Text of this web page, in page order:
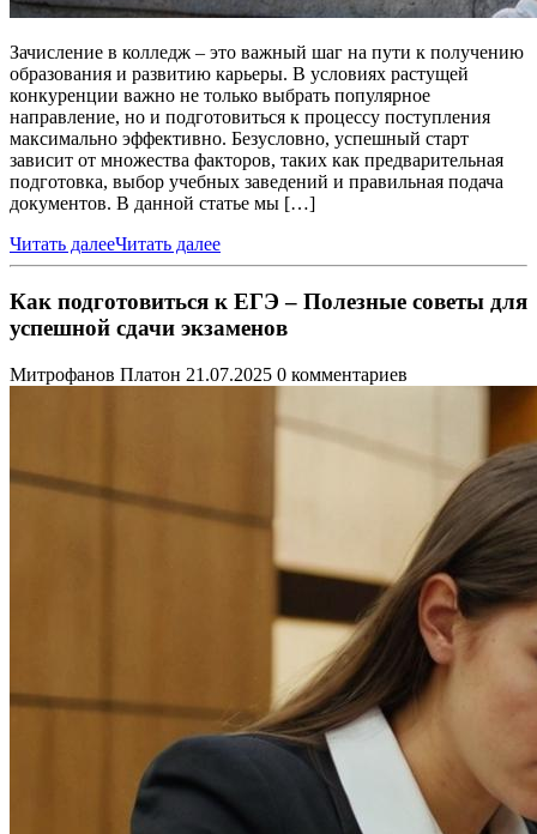
Зачисление в колледж – это важный шаг на пути к получению
образования и развитию карьеры. В условиях растущей
конкуренции важно не только выбрать популярное
направление, но и подготовиться к процессу поступления
максимально эффективно. Безусловно, успешный старт
зависит от множества факторов, таких как предварительная
подготовка, выбор учебных заведений и правильная подача
документов. В данной статье мы […]
Читать далееЧитать далее
Как подготовиться к ЕГЭ – Полезные советы для
успешной сдачи экзаменов
Митрофанов Платон 21.07.2025 0 комментариев